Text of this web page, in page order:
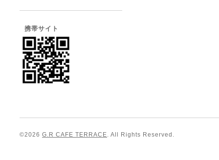
携帯サイト
©2026 G.R CAFE TERRACE. All Rights Reserved.